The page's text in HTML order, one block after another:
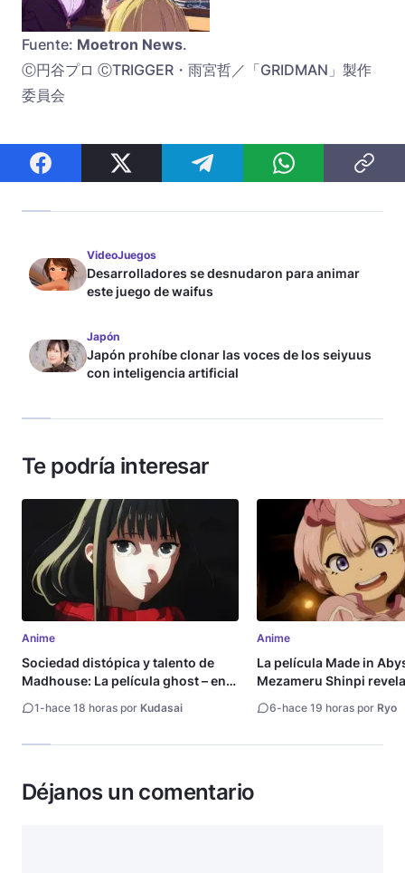
Fuente: Moetron News.
Ⓒ円谷プロ ⒸTRIGGER・雨宮哲／「GRIDMAN」製作
委員会
VideoJuegos
Desarrolladores se desnudaron para animar
este juego de waifus
Japón
Japón prohíbe clonar las voces de los seiyuus
con inteligencia artificial
Te podría interesar
Anime
Sociedad distópica y talento de
Madhouse: La película ghost – end
1-hace 18 horas por Kudasai
Anime
La película Made in
Mezameru Shinpi
6-hace 19 horas por Ryo
Déjanos un comentario